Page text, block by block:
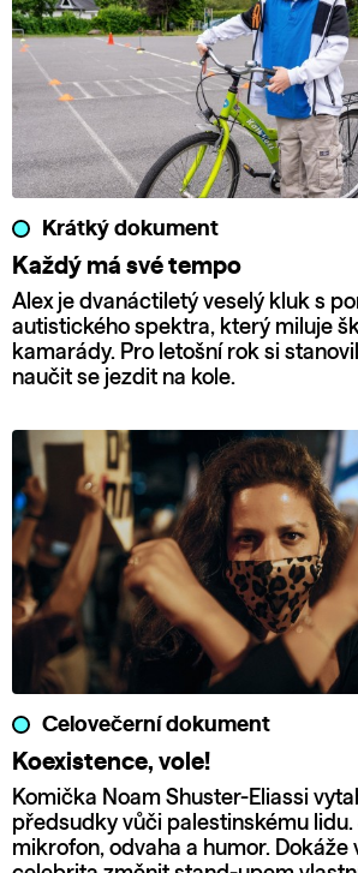
Krátký dokument
Každý má své tempo
Alex je dvanáctiletý veselý kluk s
autistického spektra, který miluje
kamarády. Pro letošní rok si
naučit se jezdit na kole.
Celovečerní dokument
Koexistence, vole!
Komička Noam Shuster-Eliassi
předsudky vůči palestinskému lidu.
mikrofon, odvaha a humor. Dokáže